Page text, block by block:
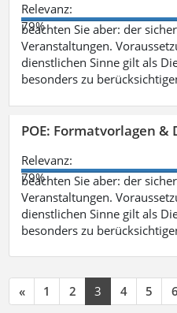
Relevanz:
79%
beachten Sie aber: der
Veranstaltungen.
dienstlichen Sinne gilt als
besonders zu
POE: Formatvorlagen
Relevanz:
79%
beachten Sie aber: der
Veranstaltungen.
dienstlichen Sinne gilt als
besonders zu
« 1 2 3 4 5 6